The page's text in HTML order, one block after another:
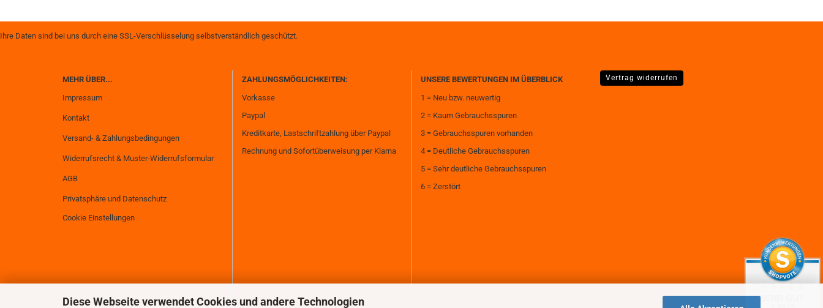
Diese Webseite verwendet Cookies und andere Technologien
Ihre Daten sind bei uns durch eine SSL-Verschlüsselung selbstverständlich geschützt.
MEHR ÜBER...
Impressum
Kontakt
Versand- & Zahlungsbedingungen
Widerrufsrecht & Muster-Widerrufsformular
AGB
Privatsphäre und Datenschutz
Cookie Einstellungen
ZAHLUNGSMÖGLICHKEITEN:
Vorkasse
Paypal
Kreditkarte, Lastschriftzahlung über Paypal
Rechnung und Sofortüberweisung per Klarna
UNSERE BEWERTUNGEN IM ÜBERBLICK
1 = Neu bzw. neuwertig
2 = Kaum Gebrauchsspuren
3 = Gebrauchsspuren vorhanden
4 = Deutliche Gebrauchsspuren
5 = Sehr deutliche Gebrauchsspuren
6 = Zerstört
Vertrag widerrufen
SEHR GUT